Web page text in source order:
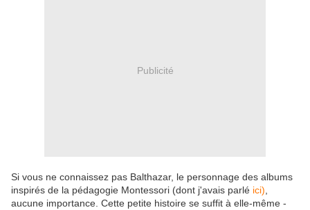
Publicité
Si vous ne connaissez pas Balthazar, le personnage des albums
inspirés de la pédagogie Montessori (dont j'avais parlé ici)
aucune importance. Cette petite histoire se suffit à elle-même -